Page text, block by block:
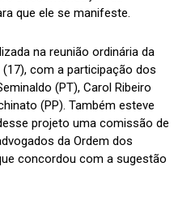
que ele se manifeste.
na reunião ordinária da
com a participação dos
(PT), Carol Ribeiro
(PP). Também esteve
projeto uma comissão de
da Ordem dos
concordou com a sugestão